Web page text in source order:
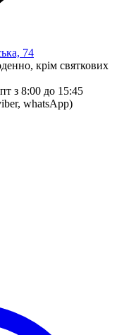
74
крім святкових
з 8:00 до 15:45
whatsApp)